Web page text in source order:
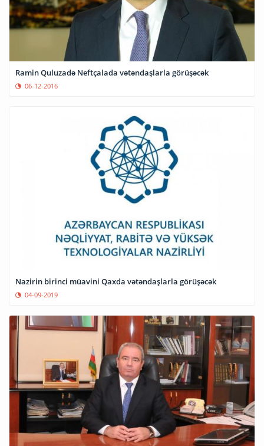
Ramin Quluzadə Neftçalada vətəndaşlarla görüşəcək
06-12-2016
Nazirin birinci müavini Qaxda vətəndaşlarla görüşəcək
04-09-2019